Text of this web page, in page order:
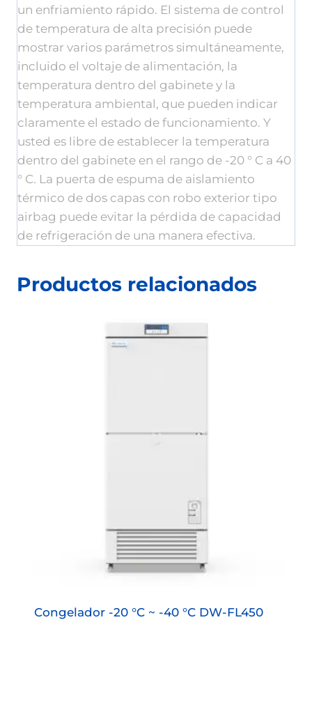
un enfriamiento rápido. El sistema de control
de temperatura de alta precisión puede
mostrar varios parámetros simultáneamente,
incluido el voltaje de alimentación, la
temperatura dentro del gabinete y la
temperatura ambiental, que pueden indicar
claramente el estado de funcionamiento. Y
usted es libre de establecer la temperatura
dentro del gabinete en el rango de -20 ° C a 40
° C. La puerta de espuma de aislamiento
térmico de dos capas con robo exterior tipo
airbag puede evitar la pérdida de capacidad
de refrigeración de una manera efectiva.
Productos relacionados
Congelador -20 °C ~ -40 °C DW-FL450